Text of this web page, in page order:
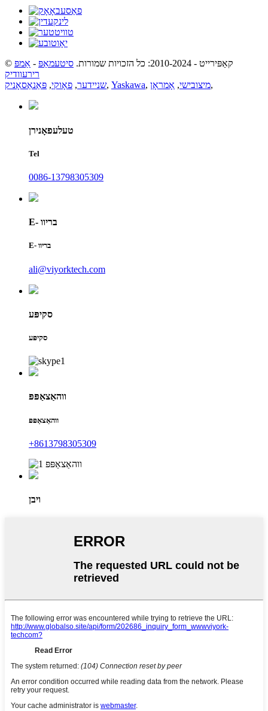
© קאַפּירייט - 2010-2024: כל הזכויות שמורות. סיטעמאַפּ - אַמפּ
רירעוודיק
שניידער, פאָוקי, פּאַנאַסאָניק , Yaskawa, מיצובישי, אָמראָן ,
טעלעפאָנירן
Tel
0086-13798305309
E- בריוו
E- בריוו
ali@viyorktech.com
סקיפּע
סקיפּע
ווהאַצאַפּפּ
ווהאַצאַפּפּ
+8613798305309
ויבן